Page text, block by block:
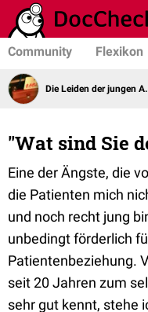
Community Flexikon
Die Leiden der jungen A.
"Wat sind Sie
Eine der Ängste, die
die Patienten mich
und noch recht jung
unbedingt förderlich
Patientenbeziehung.
seit 20 Jahren zum
sehr gut kennt, stehe